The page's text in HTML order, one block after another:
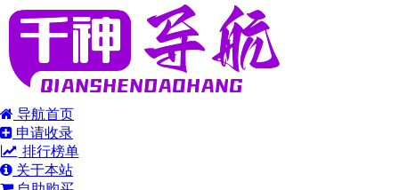
导航首页
申请收录
排行榜单
关于本站